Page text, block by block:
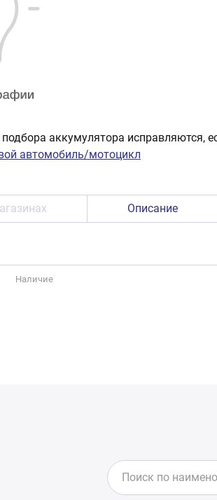
аккумулятора исправляются,
автомобиль/мотоцикл
Описание
Наличие